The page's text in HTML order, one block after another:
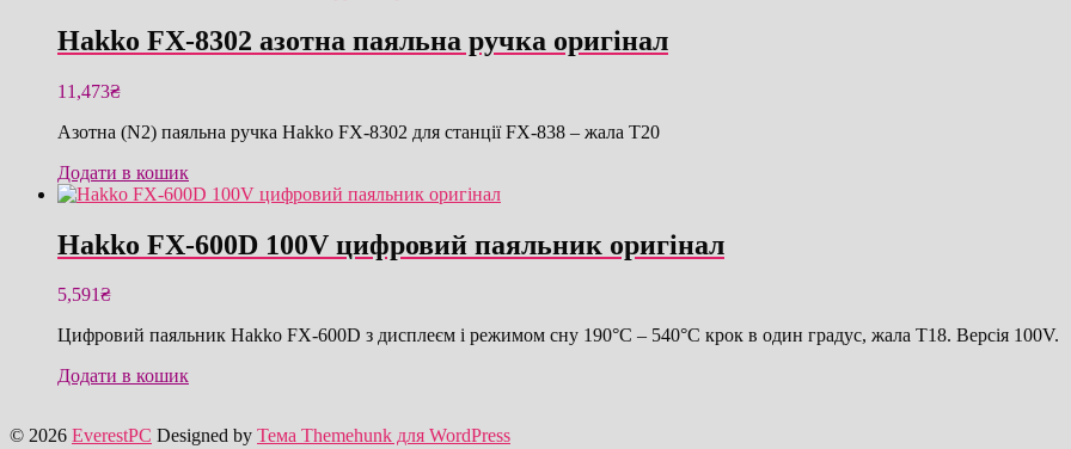
Hakko FX-8302 азотна паяльна ручка оригінал
11,473₴
Азотна (N2) паяльна ручка Hakko FX-8302 для станції FX-838 – жала T20
Додати в кошик
Hakko FX-600D 100V цифровий паяльник оригінал
5,591₴
Цифровий паяльник Hakko FX-600D з дисплеєм і режимом сну 190°C – 540°C крок в один градус, жала T18. Версія 100V.
Додати в кошик
© 2026 EverestPC Designed by Тема Themehunk для WordPress